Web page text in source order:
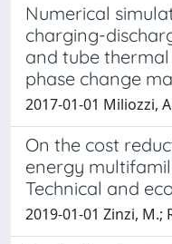
Numerical
charging-
and tube
phase change
2017-01-01 Miliozzi,
On the cost
energy
Technical and
2019-01-01 Zinzi, M.;